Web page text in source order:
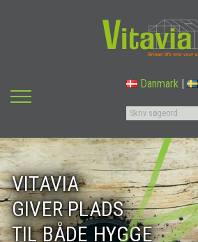
Danmark
VITAVIA
GIVER PLADS
TIL BÅDE HYGGE